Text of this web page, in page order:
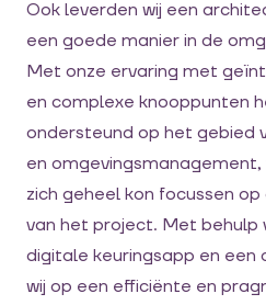
Ook leverden wij een
een goede manier in de
Met onze ervaring met
en complexe knooppunten
ondersteund op het gebied
en
zich geheel kon focussen
van het project. Met behulp
digitale keuringsapp en een
wij op een efficiënte en